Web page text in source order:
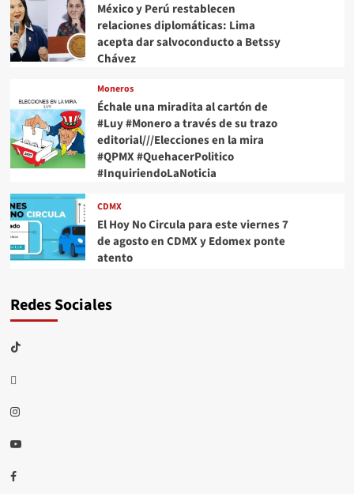
México y Perú restablecen
relaciones diplomáticas: Lima
acepta dar salvoconducto a Betssy
Chávez
Moneros
Échale una miradita al cartón de
#Luy #Monero a través de su trazo
editorial///Elecciones en la mira
#QPMX #QuehacerPolitico
#InquiriendoLaNoticia
CDMX
El Hoy No Circula para este viernes 7
de agosto en CDMX y Edomex ponte
atento
Redes Sociales
TikTok
threads
Instagram
Youtube
Facebook